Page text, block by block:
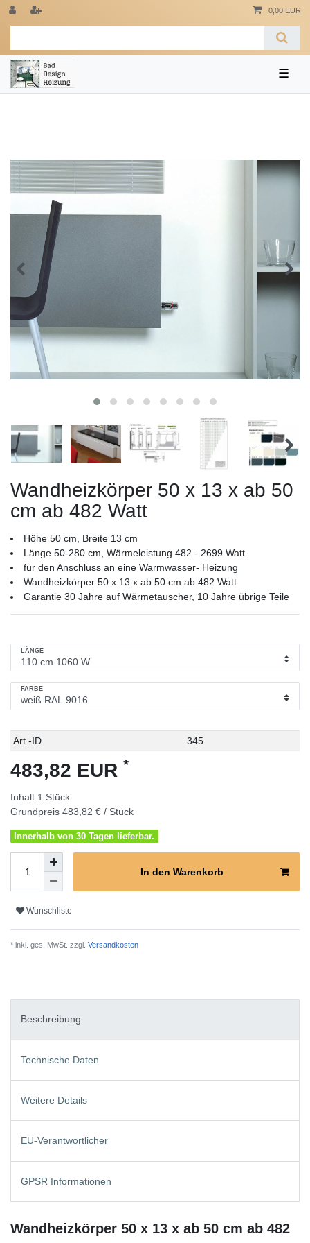
0,00 EUR
☰
Wandheizkörper 50 x 13 x ab 50
cm ab 482 Watt
Höhe 50 cm, Breite 13 cm
Länge 50-280 cm, Wärmeleistung 482 - 2699 Watt
für den Anschluss an eine Warmwasser- Heizung
Wandheizkörper 50 x 13 x ab 50 cm ab 482 Watt
Garantie 30 Jahre auf Wärmetauscher, 10 Jahre übrige Teile
LÄNGE
FARBE
Technisches
Wert
Art.-ID 345
483,82 EUR *
Inhalt 1 Stück
Grundpreis 483,82 € / Stück
Innerhalb von 30 Tagen lieferbar.
In den Warenkorb
Wunschliste
* inkl. ges. MwSt. zzgl. Versandkosten
Beschreibung
Technische Daten
Weitere Details
EU-Verantwortlicher
GPSR Informationen
Wandheizkörper 50 x 13 x ab 50 cm ab 482